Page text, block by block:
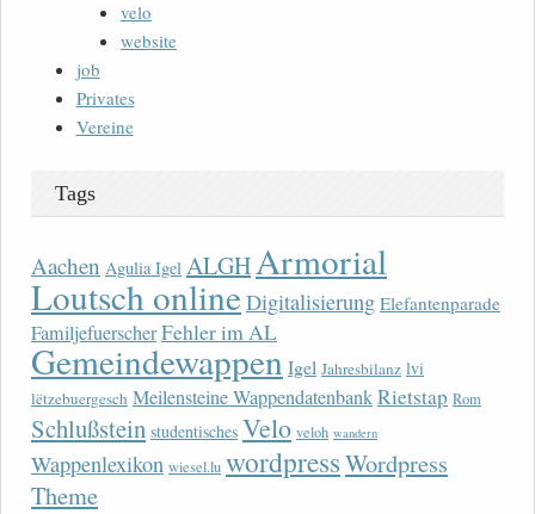
velo
website
job
Privates
Vereine
Tags
Aachen Agulia Igel ALGHArmorial
Loutsch onlineDigitalisierung Elefantenparade
FamiljefuerscherFehler im AL
Gemeindewappen Igel Jahresbilanz lvi
lëtzebuergesch Meilensteine WappendatenbankRietstap Rom
Schlußstein studentisches Velo veloh wandern
Wappenlexikon wiesel.lu wordpressWordpress
Theme